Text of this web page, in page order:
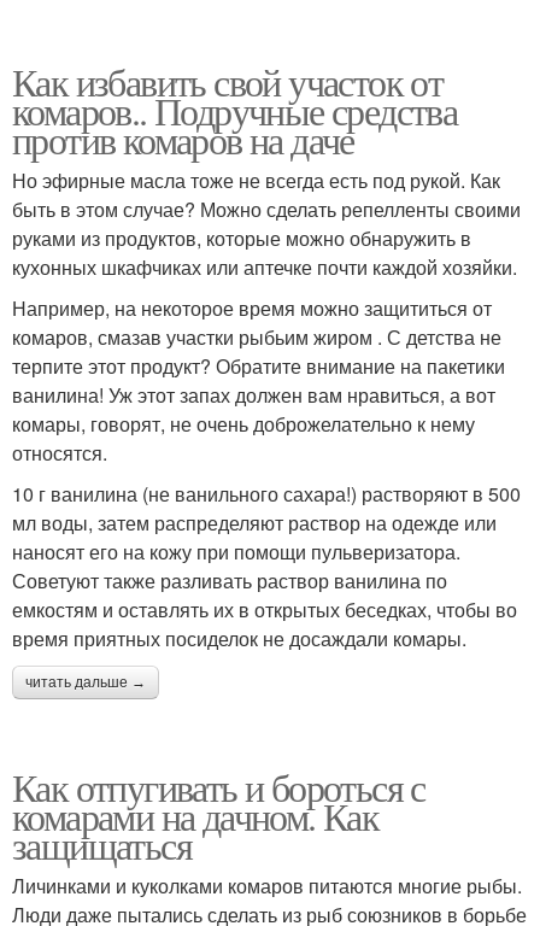
Как избавить свой участок от
комаров.. Подручные средства
против комаров на даче
Но эфирные масла тоже не всегда есть под рукой. Как
быть в этом случае? Можно сделать репелленты своими
руками из продуктов, которые можно обнаружить в
кухонных шкафчиках или аптечке почти каждой хозяйки.
Например, на некоторое время можно защититься от
комаров, смазав участки рыбьим жиром . С детства не
терпите этот продукт? Обратите внимание на пакетики
ванилина! Уж этот запах должен вам нравиться, а вот
комары, говорят, не очень доброжелательно к нему
относятся.
10 г ванилина (не ванильного сахара!) растворяют в 500
мл воды, затем распределяют раствор на одежде или
наносят его на кожу при помощи пульверизатора.
Советуют также разливать раствор ванилина по
емкостям и оставлять их в открытых беседках, чтобы во
время приятных посиделок не досаждали комары.
читать дальше →
Как отпугивать и бороться с
комарами на дачном. Как
защищаться
Личинками и куколками комаров питаются многие рыбы.
Люди даже пытались сделать из рыб союзников в борьбе